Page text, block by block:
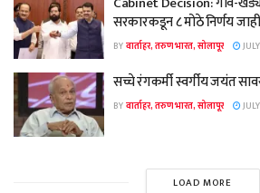
सरकारकडून ८ मोठे निर्णय
BYवार्ताहर, तरुण भारत, सोलापूर
सच्चे रंगकर्मी स्वर्गीय जयंत
BYवार्ताहर, तरुण भारत, सोलापूर
LOAD MORE